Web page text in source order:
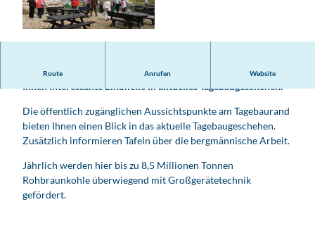
a
u
S
h
l
e
Route Anrufen Website
Der Tagebau befindet sich im Leipziger Südraum und bietet
Ihnen interessante Einblicke in aktuelles Tagebaugeschehen.
Die öffentlich zugänglichen Aussichtspunkte am Tagebaurand
bieten Ihnen einen Blick in das aktuelle Tagebaugeschehen.
Zusätzlich informieren Tafeln über die bergmännische Arbeit.
Jährlich werden hier bis zu 8,5 Millionen Tonnen
Rohbraunkohle überwiegend mit Großgerätetechnik
gefördert.